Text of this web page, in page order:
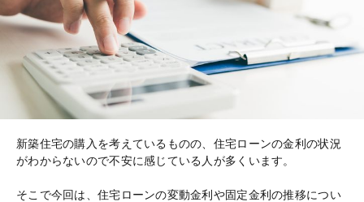
新築住宅の購入を考えているものの、住宅ローンの金利の状況
がわからないので不安に感じている人が多くいます。
そこで今回は、住宅ローンの変動金利や固定金利の推移につい